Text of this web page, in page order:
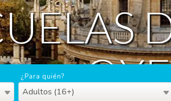
¿Para quién?
Adultos (16+)